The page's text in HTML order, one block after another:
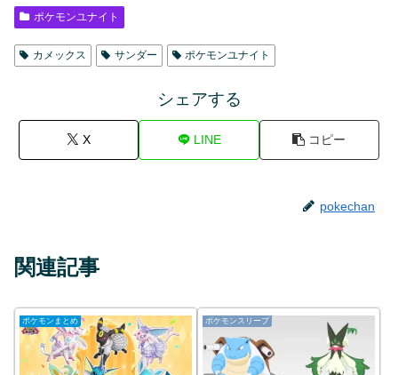
ポケモンユナイト
カメックス サンダー ポケモンユナイト
シェアする
X LINE コピー
pokechan
関連記事
ポケモンまとめ ポケモンスリープ